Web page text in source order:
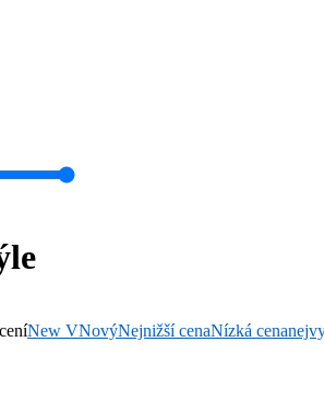
New VNovýNejnižší cenaNízká cena